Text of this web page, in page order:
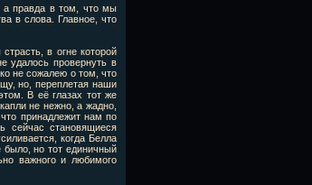
а правда в том, что мы
в слова. Главное, что
в огне которой
удалось провернуть в
не сожалею о том, что
но, переплетая наши
В её глазах тот же
не нежно, а жадно,
принадлежит нам по
становящиеся
когда Белла
было, но тот единичный
важного и любимого